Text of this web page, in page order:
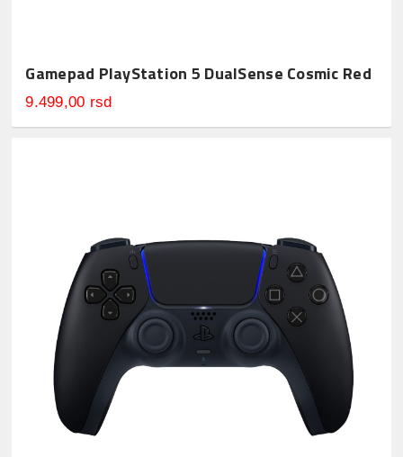
Gamepad PlayStation 5 DualSense Cosmic Red
9.499,00 rsd